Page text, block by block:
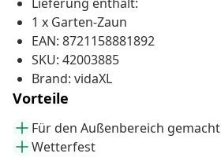
1 x Garten-Zaun
EAN: 8721158881892
SKU: 42003885
Brand: vidaXL
Vorteile
Für den Außenbereich gemacht
Wetterfest